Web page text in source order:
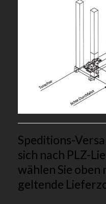
Speditions-
sich nach PLZ-
wählen Sie oben
geltende